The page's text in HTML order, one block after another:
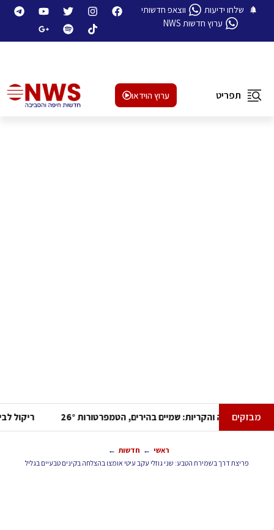
שלחו ידיעות
ווצאפ חדשותי
ערוץ חדשות NWS
תפריט ערוץ הוידאו
תחזית מזג האוויר לסוף השבוע בחיפה והקריות: שמיים בהירים,
← חדשות ←
פריצת דרך בשמירת הטבע: שני גוזלי עקב עיטי אומצו בהצלחה בקינים טבעיים בגליל